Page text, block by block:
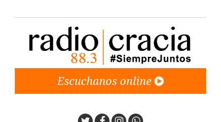
Escuchanos online